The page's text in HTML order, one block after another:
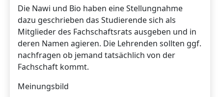
Die Nawi und Bio haben eine Stellungnahme
dazu geschrieben das Studierende sich als
Mitglieder des Fachschaftsrats ausgeben und in
deren Namen agieren. Die Lehrenden sollten ggf.
nachfragen ob jemand tatsächlich von der
Fachschaft kommt.
Meinungsbild